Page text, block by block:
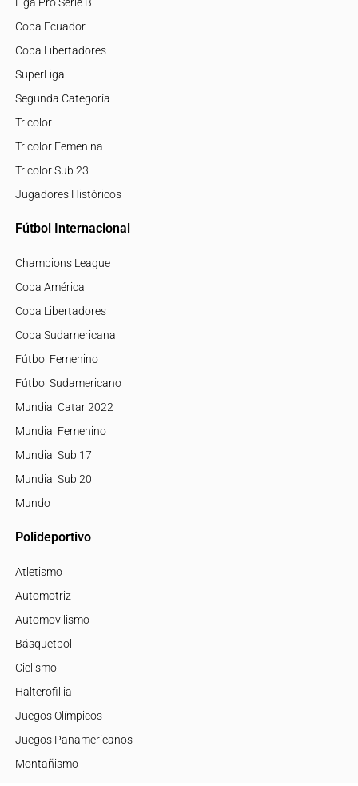
Copa Ecuador
Copa Libertadores
SuperLiga
Segunda Categoría
Tricolor
Tricolor Femenina
Tricolor Sub 23
Jugadores Históricos
Fútbol Internacional
Champions League
Copa América
Copa Libertadores
Copa Sudamericana
Fútbol Femenino
Fútbol Sudamericano
Mundial Catar 2022
Mundial Femenino
Mundial Sub 17
Mundial Sub 20
Mundo
Polideportivo
Atletismo
Automotriz
Automovilismo
Básquetbol
Ciclismo
Halterofillia
Juegos Olímpicos
Juegos Panamericanos
Montañismo